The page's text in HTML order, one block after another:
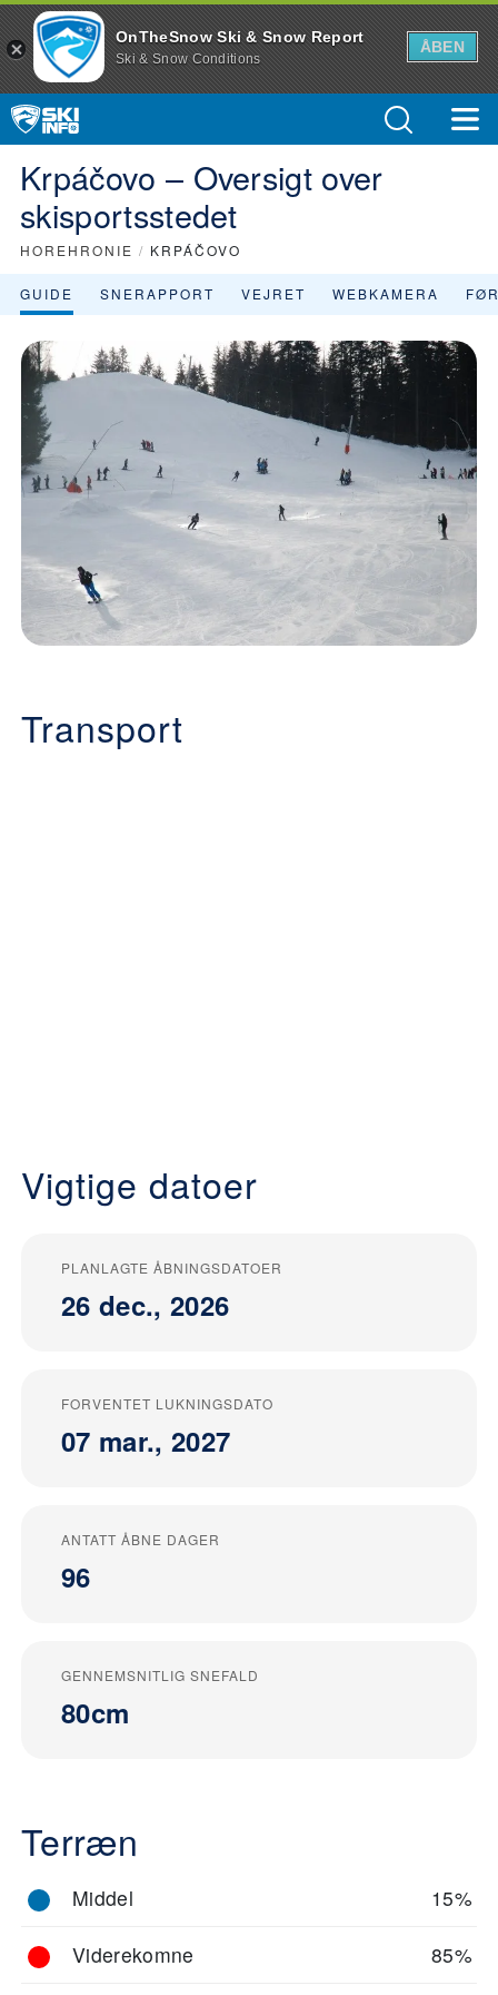
OnTheSnow Ski & Snow Report
Ski & Snow Conditions
ÅBEN
Krpáčovo – Oversigt over
skisportsstedet
HOREHRONIE / KRPÁČOVO
GUIDE SNERAPPORT VEJRET WEBKAMERA
Transport
Vigtige datoer
PLANLAGTE ÅBNINGSDATOER
26 dec., 2026
FORVENTET LUKNINGSDATO
07 mar., 2027
ANTATT ÅBNE DAGER
96
GENNEMSNITLIG SNEFALD
80cm
Terræn
Middel 15%
Viderekomne 85%